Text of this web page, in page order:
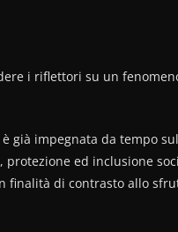
i riflettori su un
è già impegnata da tempo
protezione ed inclusione
finalità di contrasto allo